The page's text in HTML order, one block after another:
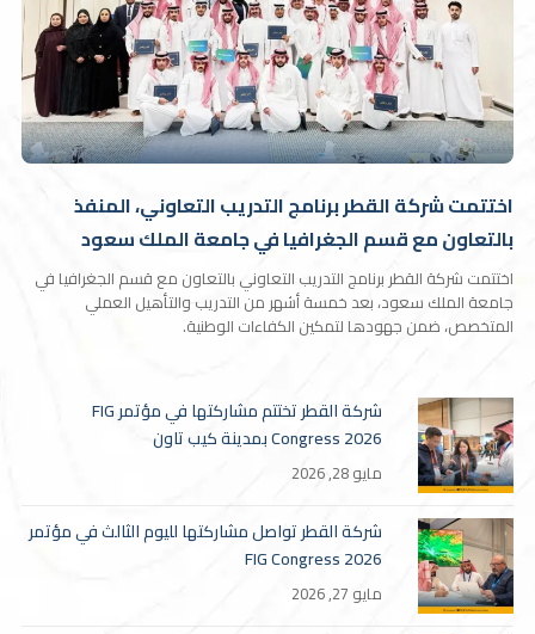
اختتمت شركة القطر برنامج التدريب التعاوني، المنفذ
بالتعاون مع قسم الجغرافيا في جامعة الملك سعود
اختتمت شركة القطر برنامج التدريب التعاوني بالتعاون مع قسم الجغرافيا في
جامعة الملك سعود، بعد خمسة أشهر من التدريب والتأهيل العملي
المتخصص، ضمن جهودها لتمكين الكفاءات الوطنية.
شركة القطر تختتم مشاركتها في مؤتمر FIG
Congress 2026 بمدينة كيب تاون
مايو 28, 2026
شركة القطر تواصل مشاركتها لليوم الثالث في مؤتمر
FIG Congress 2026
مايو 27, 2026